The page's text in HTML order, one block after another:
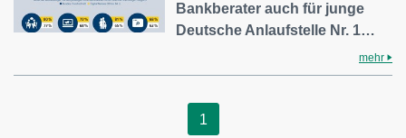
Bankberater auch für junge
Deutsche Anlaufstelle Nr. 1…
mehr
1